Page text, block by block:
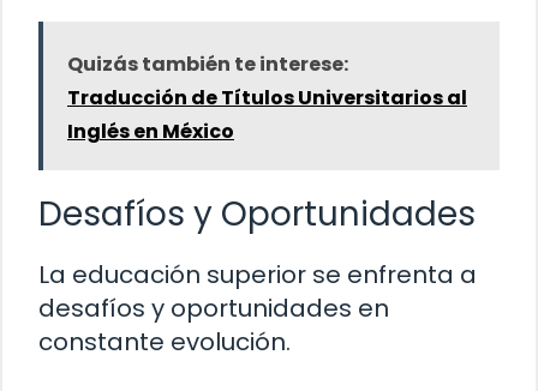
Quizás también te interese:
Traducción de Títulos Universitarios al
Inglés en México
Desafíos y Oportunidades
La educación superior se enfrenta a
desafíos y oportunidades en
constante evolución.